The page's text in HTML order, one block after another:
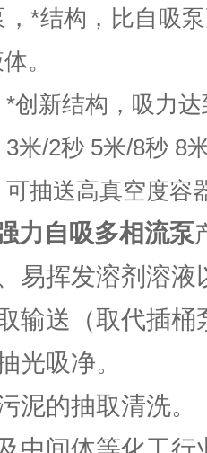
*结构，比自吸
。
创新结构，吸力
米/2秒 5米/8秒 8
抽送高真空度容
力自吸多相流泵
易挥发溶剂溶液
输送（取代插桶
光吸净。
泥的抽取清洗。